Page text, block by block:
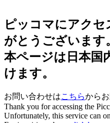
ピッコマにアクセ
がとうございます
本ページは日本国
けます。
お問い合わせはこちらから
Thank you for accessing the
Unfortunately, this service can